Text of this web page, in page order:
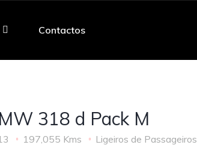
Contactos
318 d Pack M
197,055 Kms Ligeiros de Passageiros